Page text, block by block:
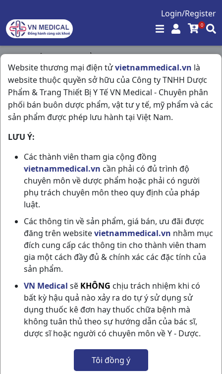
Login/Register
0
Website thương mại điện tửvietnammedical.vn là
website thuộc quyền sở hữu của Công ty TNHH Dược
Phẩm & Trang Thiết Bị Y Tế VN Medical - Chuyên phân
phối bán buôn dược phẩm, vật tư y tế, mỹ phẩm và các
sản phẩm được phép lưu hành tại Việt Nam.
LƯU Ý:
Các thành viên tham gia cộng đồng
vietnammedical.vn cần phải có đủ trình độ
chuyên môn về dược phẩm hoặc phải có người
phụ trách chuyên môn theo quy định của pháp
luật.
Các thông tin về sản phẩm, giá bán, ưu đãi được
đăng trên websitevietnammedical.vn nhằm mục
đích cung cấp các thông tin cho thành viên tham
gia một cách đầy đủ & chính xác các đặc tính của
sản phẩm.
VN Medical sẽ KHÔNG chịu trách nhiệm khi có
bất kỳ hậu quả nào xảy ra do tự ý sử dụng sử
dụng thuốc kê đơn hay thuốc chữa bệnh mà
không tuân thủ theo sự hướng dẫn của bác sĩ,
dược sĩ hoặc người có chuyên môn về Y - Dược.
Tôi đồng ý
Trang chủ / Thực Phẩm Chức Năng /
Omega 3 C100vna Abipha
OMEGA 3 C100VNA ABIPHA
NSX:Abipha
Nhóm hàng:Thực Phẩm Chức Năng,
Chia sẻ qua mạng xã hội: